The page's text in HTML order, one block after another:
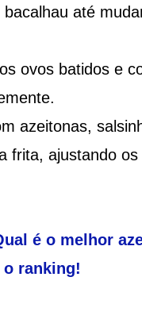
até
ovos batidos e
azeitonas,
frita, ajustando
é o melhor
o ranking!